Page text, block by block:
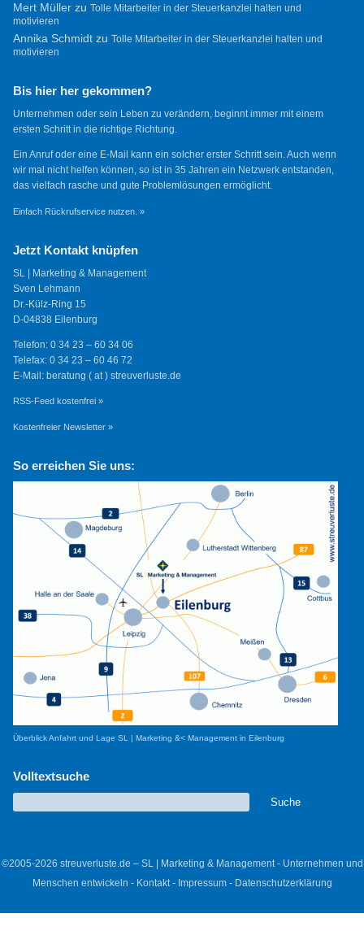
Mert Müllerzu Tolle Mitarbeiter in der Steuerkanzlei halten und
motivieren
Annika Schmidtzu Tolle Mitarbeiter in der Steuerkanzlei halten und
motivieren
Bis hier her gekommen?
Unternehmen oder sein Leben zu verändern, beginnt immer mit einem
ersten Schritt in die richtige Richtung.
Ein Anruf oder eine E-Mail kann ein solcher erster Schritt sein. Auch wenn
wir mal nicht helfen können, so ist in 35 Jahren ein Netzwerk entstanden,
das vielfach rasche und gute Problemlösungen ermöglicht.
Einfach Rückrufservice nutzen. »
Jetzt Kontakt knüpfen
SL | Marketing & Management
Sven Lehmann
Dr.-Külz-Ring 15
D-04838 Eilenburg
Telefon: 0 34 23 – 60 34 06
Telefax: 0 34 23 – 60 46 72
E-Mail: beratung ( at ) streuverluste.de
RSS-Feed kostenfrei »
Kostenfreier Newsletter »
So erreichen Sie uns:
Überblick Anfahrt und Lage SL | Marketing &< Management in Eilenburg
Volltextsuche
©2005-2026 streuverluste.de – SL | Marketing & Management - Unternehmen und
Menschen entwickeln - Kontakt- Impressum- Datenschutzerklärung